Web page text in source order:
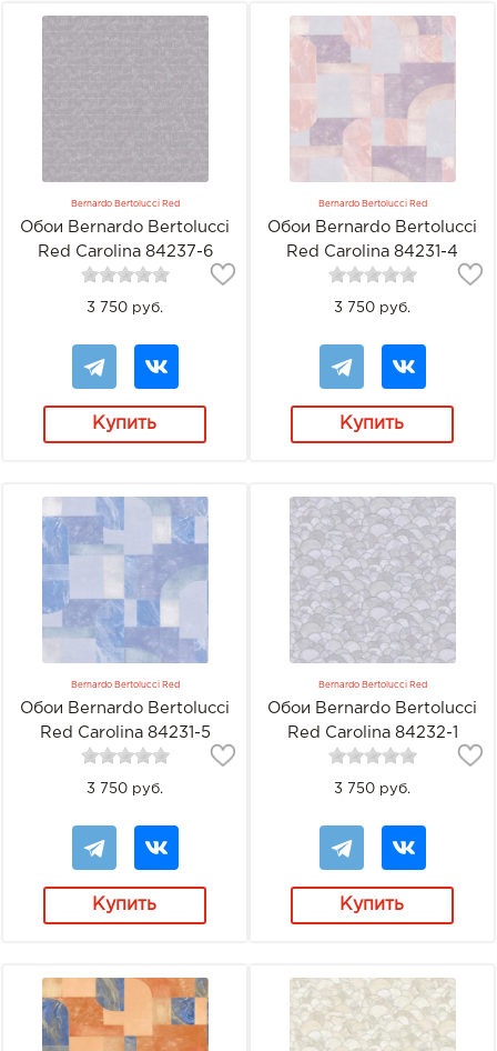
Bernardo Bertolucci Red
Обои Bernardo Bertolucci
Red Carolina 84237-6
3 750 руб.
Купить
Bernardo Bertolucci Red
Обои Bernardo Bertolucci
Red Carolina 84231-4
3 750 руб.
Купить
Bernardo Bertolucci Red
Обои Bernardo Bertolucci
Red Carolina 84231-5
3 750 руб.
Купить
Bernardo Bertolucci Red
Обои Bernardo Bertolucci
Red Carolina 84232-1
3 750 руб.
Купить